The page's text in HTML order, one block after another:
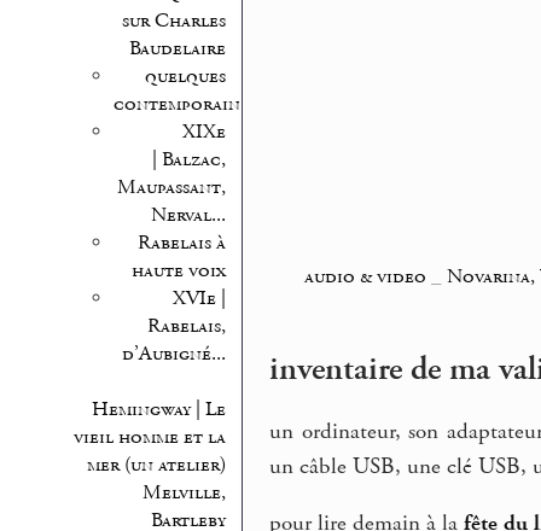
sur Charles
Baudelaire
quelques
contemporains
XIXe
| Balzac,
Maupassant,
Nerval...
Rabelais à
haute voix
XVIe |
Rabelais,
d’Aubigné...
Hemingway | Le
vieil homme et la
mer (un atelier)
Melville,
Bartleby
audio & video
inventaire de ma
un ordinateur, son
un câble USB, une clé USB,
pour lire demain à lafête du